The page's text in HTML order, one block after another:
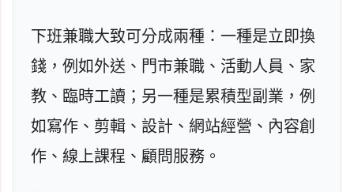
下班兼職大致可分成兩種：一種是立即換
錢，例如外送、門市兼職、活動人員、家
教、臨時工讀；另一種是累積型副業，例
如寫作、剪輯、設計、網站經營、內容創
作、線上課程、顧問服務。